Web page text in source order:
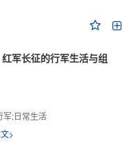
军长征的行军生活与组
军;日常生活
>